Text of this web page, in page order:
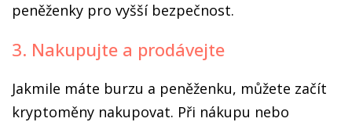
peněženky pro vyšší bezpečnost.
3. Nakupujte a prodávejte
Jakmile máte burzu a peněženku, můžete začít
kryptoměny nakupovat. Při nákupu nebo